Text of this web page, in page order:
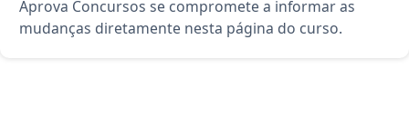
Aprova Concursos se compromete a informar as
mudanças diretamente nesta página do curso.